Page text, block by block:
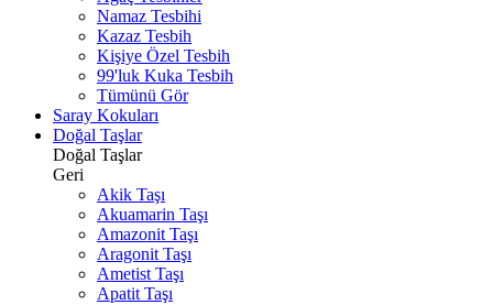
Namaz Tesbihi
Kazaz Tesbih
Kişiye Özel Tesbih
99'luk Kuka Tesbih
Tümünü Gör
Saray Kokuları
Doğal Taşlar
Doğal Taşlar
Geri
Akik Taşı
Akuamarin Taşı
Amazonit Taşı
Aragonit Taşı
Ametist Taşı
Apatit Taşı